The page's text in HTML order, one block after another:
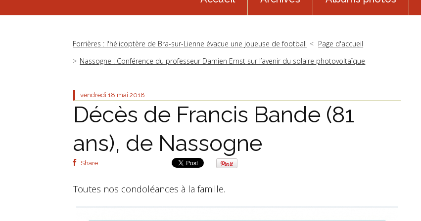
Forrières : l'hélicoptère de Bra-sur-Lienne évacue une joueuse de football
Page d'accueil
Nassogne : Conférence du professeur Damien Ernst sur l’avenir du solaire photovoltaïque
vendredi 18 mai 2018
Décès de Francis Bande (81
ans), de Nassogne
Share
Toutes nos condoléances à la famille.